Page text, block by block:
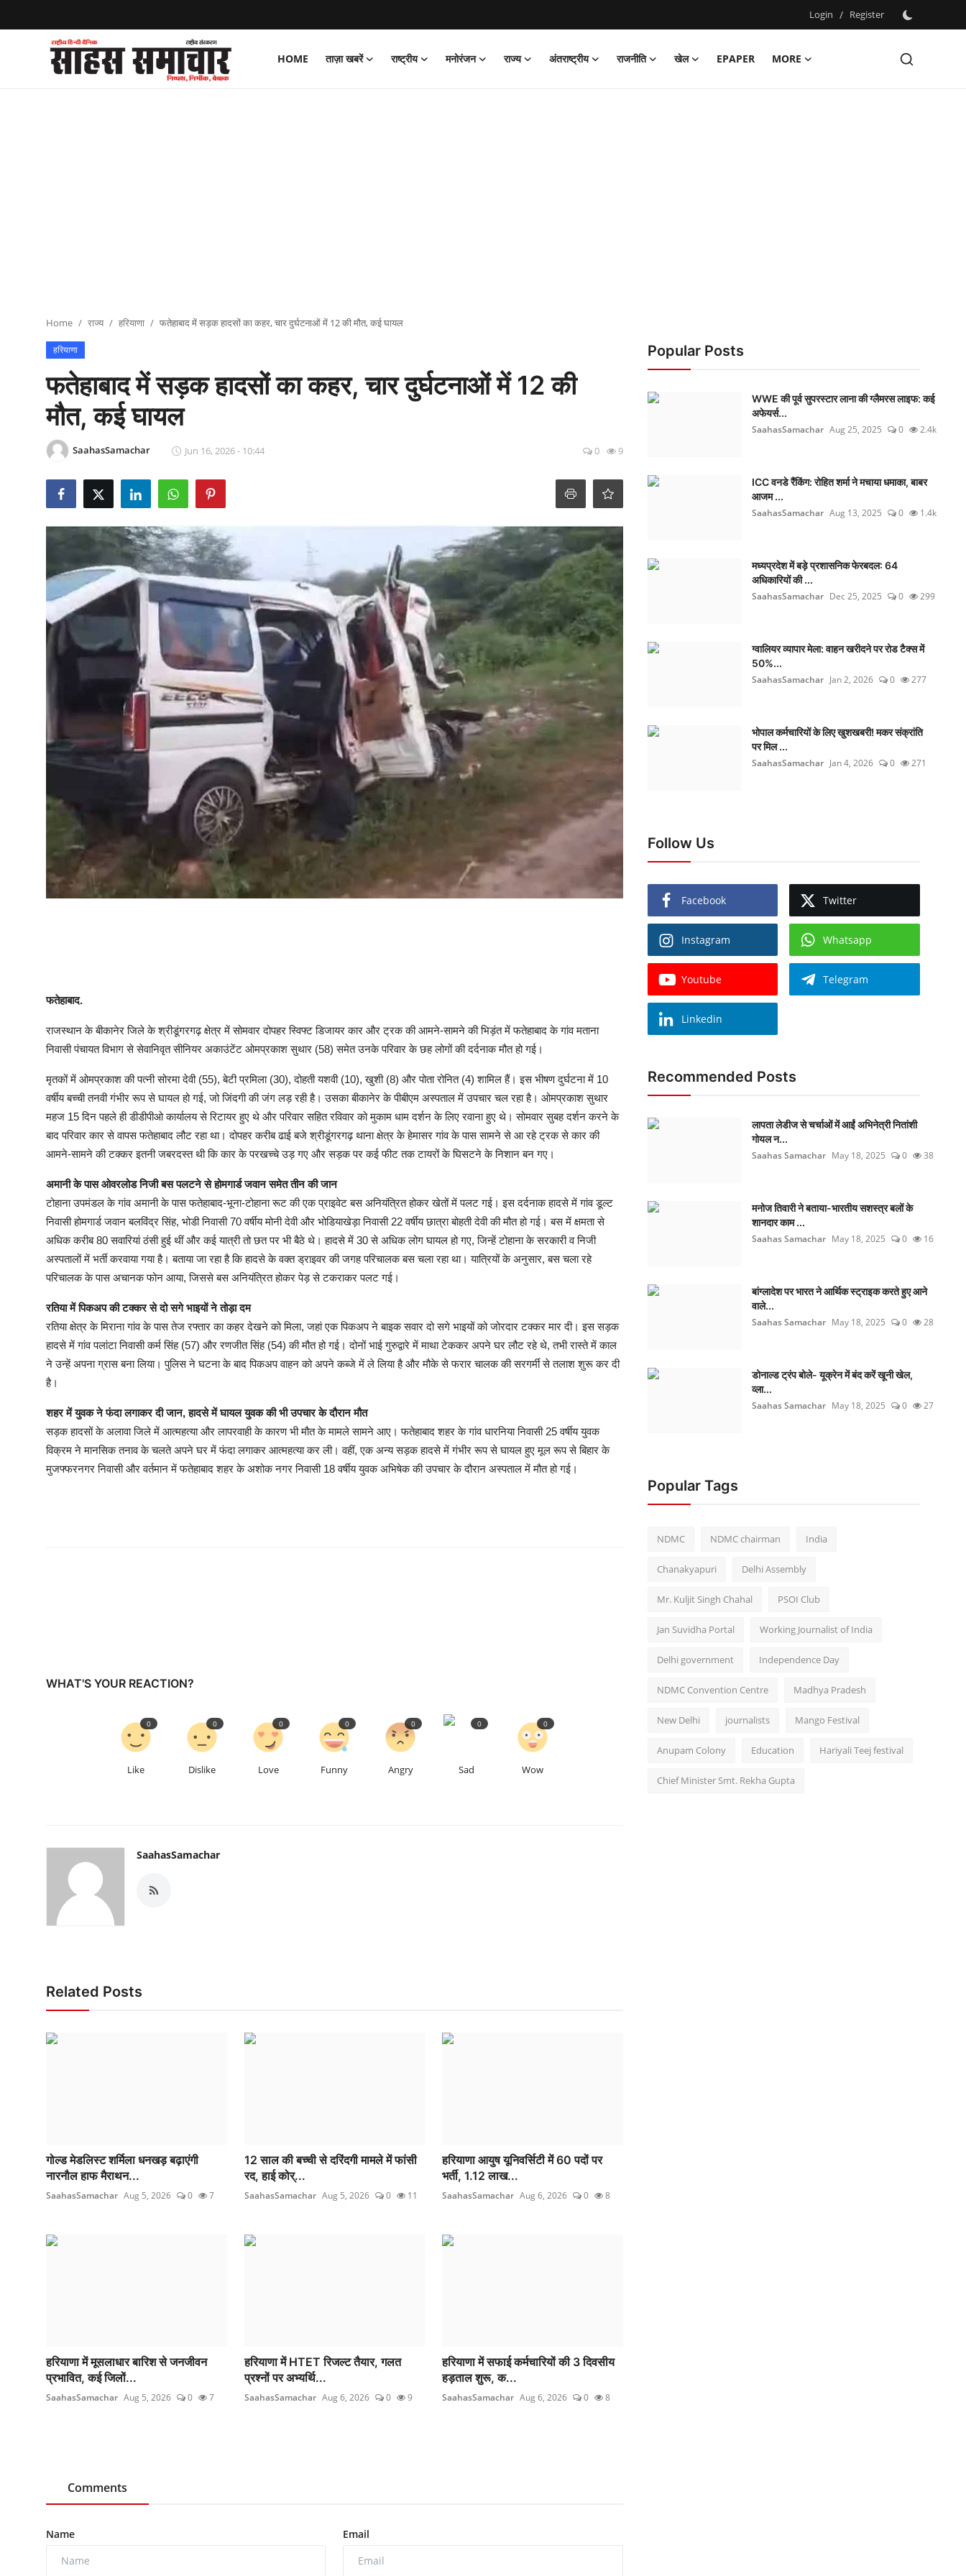
Login / Register
HOME ताज़ा खबरें राष्ट्रीय मनोरंजन राज्य अंतराष्ट्रीय राजनीति खेल EPAPER
MORE
Register
Home राज्य हरियाणा फतेहाबाद में सड़क हादसों का कहर, चार दुर्घटनाओं में 12 की मौत, कई घायल
हरियाणा
फतेहाबाद में सड़क हादसों का कहर, चार दुर्घटनाओं में 12 की
मौत, कई घायल
SaahasSamachar Jun 16, 2026 - 10:44 0 9
फतेहाबाद.
राजस्थान के बीकानेर जिले के श्रीडूंगरगढ़ क्षेत्र में सोमवार दोपहर स्विफ्ट डिजायर कार और ट्रक की आमने-सामने की भिड़ंत में फतेहाबाद के गांव मताना
निवासी पंचायत विभाग से सेवानिवृत सीनियर अकाउंटेंट ओमप्रकाश सुथार (58) समेत उनके परिवार के छह लोगों की दर्दनाक मौत हो गई।
मृतकों में ओमप्रकाश की पत्नी सोरमा देवी (55), बेटी प्रमिला (30), दोहती यशवी (10), खुशी (8) और पोता रोनित (4) शामिल हैं। इस भीषण दुर्घटना में 10
वर्षीय बच्ची तनवी गंभीर रूप से घायल हो गई, जो जिंदगी की जंग लड़ रही है। उसका बीकानेर के पीबीएम अस्पताल में उपचार चल रहा है। ओमप्रकाश सुथार
महज 15 दिन पहले ही डीडीपीओ कार्यालय से रिटायर हुए थे और परिवार सहित रविवार को मुकाम धाम दर्शन के लिए रवाना हुए थे। सोमवार सुबह दर्शन करने के
बाद परिवार कार से वापस फतेहाबाद लौट रहा था। दोपहर करीब ढाई बजे श्रीडूंगरगढ़ थाना क्षेत्र के हेमासर गांव के पास सामने से आ रहे ट्रक से कार की
आमने-सामने की टक्कर इतनी जबरदस्त थी कि कार के परखच्चे उड़ गए और सड़क पर कई फीट तक टायरों के घिसटने के निशान बन गए।
अमानी के पास ओवरलोड निजी बस पलटने से होमगार्ड जवान समेत तीन की जान
टोहाना उपमंडल के गांव अमानी के पास फतेहाबाद-भूना-टोहाना रूट की एक प्राइवेट बस अनियंत्रित होकर खेतों में पलट गई। इस दर्दनाक हादसे में गांव डूल्ट
निवासी होमगार्ड जवान बलविंद्र सिंह, भोडी निवासी 70 वर्षीय मोनी देवी और भोडियाखेड़ा निवासी 22 वर्षीय छात्रा बोहती देवी की मौत हो गई। बस में क्षमता से
अधिक करीब 80 सवारियां ठंसी हुई थीं और कई यात्री तो छत पर भी बैठे थे। हादसे में 30 से अधिक लोग घायल हो गए, जिन्हें टोहाना के सरकारी व निजी
अस्पतालों में भर्ती करवाया गया है। बताया जा रहा है कि हादसे के वक्त ड्राइवर की जगह परिचालक बस चला रहा था। यात्रियों के अनुसार, बस चला रहे
परिचालक के पास अचानक फोन आया, जिससे बस अनियंत्रित होकर पेड़ से टकराकर पलट गई।
रतिया में पिकअप की टक्कर से दो सगे भाइयों ने तोड़ा दम
रतिया क्षेत्र के मिराना गांव के पास तेज रफ्तार का कहर देखने को मिला, जहां एक पिकअप ने बाइक सवार दो सगे भाइयों को जोरदार टक्कर मार दी। इस सड़क
हादसे में गांव पलांटा निवासी कर्म सिंह (57) और रणजीत सिंह (54) की मौत हो गई। दोनों भाई गुरुद्वारे में माथा टेककर अपने घर लौट रहे थे, तभी रास्ते में काल
ने उन्हें अपना ग्रास बना लिया। पुलिस ने घटना के बाद पिकअप वाहन को अपने कब्जे में ले लिया है और मौके से फरार चालक की सरगर्मी से तलाश शुरू कर दी
है।
शहर में युवक ने फंदा लगाकर दी जान, हादसे में घायल युवक की भी उपचार के दौरान मौत
सड़क हादसों के अलावा जिले में आत्महत्या और लापरवाही के कारण भी मौत के मामले सामने आए। फतेहाबाद शहर के गांव धारनिया निवासी 25 वर्षीय युवक
विक्रम ने मानसिक तनाव के चलते अपने घर में फंदा लगाकर आत्महत्या कर ली। वहीं, एक अन्य सड़क हादसे में गंभीर रूप से घायल हुए मूल रूप से बिहार के
मुजफ्फरनगर निवासी और वर्तमान में फतेहाबाद शहर के अशोक नगर निवासी 18 वर्षीय युवक अभिषेक की उपचार के दौरान अस्पताल में मौत हो गई।
WHAT'S YOUR REACTION?
Like
0
Dislike
0
Love
0
Funny
0
Angry
0
Sad
0
Wow
0
SaahasSamachar
Related Posts
गोल्ड मेडलिस्ट शर्मिला धनखड़ बढ़ाएंगी
नारनौल हाफ मैराथन...
SaahasSamachar Aug 5, 2026 0 7
12 साल की बच्ची से दरिंदगी मामले में फांसी
रद, हाई कोर्...
SaahasSamachar Aug 5, 2026 0 11
हरियाणा आयुष यूनिवर्सिटी में 60 पदों पर
भर्ती, 1.12 लाख...
SaahasSamachar Aug 6, 2026 0 8
हरियाणा में मूसलाधार बारिश से जनजीवन
प्रभावित, कई जिलों...
SaahasSamachar Aug 5, 2026 0 7
हरियाणा में HTET रिजल्ट तैयार, गलत
प्रश्नों पर अभ्यर्थि...
SaahasSamachar Aug 6, 2026 0 9
हरियाणा में सफाई कर्मचारियों की 3 दिवसीय
हड़ताल शुरू, क...
SaahasSamachar Aug 6, 2026 0 8
Comments
Name Email
Popular Posts
WWE की पूर्व सुपरस्टार लाना की ग्लैमरस लाइफ: कई
अफेयर्स...
SaahasSamachar Aug 25, 2025 0 2.4k
ICC वनडे रैंकिंग: रोहित शर्मा ने मचाया धमाका, बाबर
आजम ...
SaahasSamachar Aug 13, 2025 0 1.4k
मध्यप्रदेश में बड़े प्रशासनिक फेरबदल: 64
अधिकारियों की ...
SaahasSamachar Dec 25, 2025 0 299
ग्वालियर व्यापार मेला: वाहन खरीदने पर रोड टैक्स में
50%...
SaahasSamachar Jan 2, 2026 0 277
भोपाल कर्मचारियों के लिए खुशखबरी! मकर संक्रांति
पर मिल ...
SaahasSamachar Jan 4, 2026 0 271
Follow Us
Facebook Twitter
Instagram Whatsapp
Youtube Telegram
Linkedin
Recommended Posts
लापता लेडीज से चर्चाओं में आईं अभिनेत्री नितांशी
गोयल न...
Saahas Samachar May 18, 2025 0 38
मनोज तिवारी ने बताया-भारतीय सशस्त्र बलों के
शानदार काम ...
Saahas Samachar May 18, 2025 0 16
बांग्लादेश पर भारत ने आर्थिक स्ट्राइक करते हुए आने
वाले...
Saahas Samachar May 18, 2025 0 28
डोनाल्ड ट्रंप बोले- यूक्रेन में बंद करें खूनी खेल,
व्ला...
Saahas Samachar May 18, 2025 0 27
Popular Tags
NDMC NDMC chairman India
Chanakyapuri Delhi Assembly
Mr. Kuljit Singh Chahal PSOI Club
Jan Suvidha Portal Working Journalist of India
Delhi government Independence Day
NDMC Convention Centre Madhya Pradesh
New Delhi journalists Mango Festival
Anupam Colony Education Hariyali Teej festival
Chief Minister Smt. Rekha Gupta